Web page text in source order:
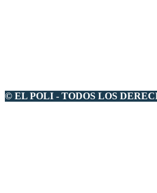
© EL POLI - TODOS LOS